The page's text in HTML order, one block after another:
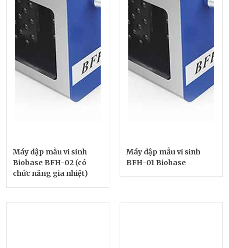
Máy dập mẫu vi sinh
Biobase BFH-02 (có
chức năng gia nhiệt)
Máy dập mẫu vi sinh
BFH-01 Biobase